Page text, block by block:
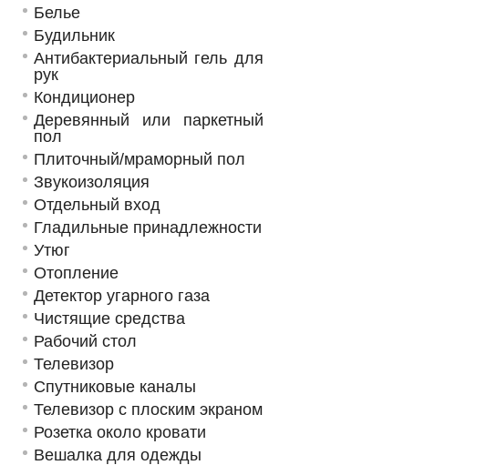
Белье
Будильник
Антибактериальный гель для
рук
Кондиционер
Деревянный или паркетный
пол
Плиточный/мраморный пол
Звукоизоляция
Отдельный вход
Гладильные принадлежности
Утюг
Отопление
Детектор угарного газа
Чистящие средства
Рабочий стол
Телевизор
Спутниковые каналы
Телевизор с плоским экраном
Розетка около кровати
Вешалка для одежды